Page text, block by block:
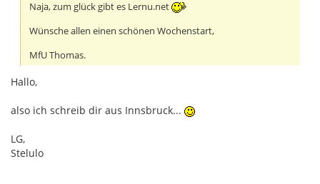
Naja, zum glück gibt es Lernu.net
Wünsche allen einen schönen Wochenstart,
MfU Thomas.
Hallo,
also ich schreib dir aus Innsbruck...
LG,
Stelulo